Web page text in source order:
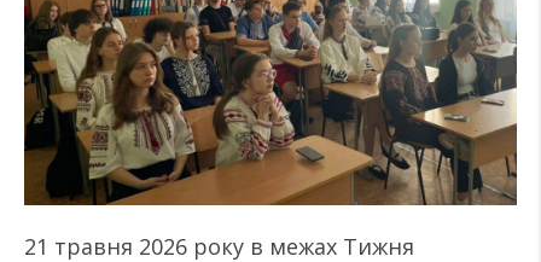
21 травня 2026 року в межах Тижня